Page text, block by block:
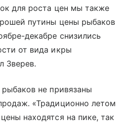
для роста цен мы также
путины цены рыбаков
декабре снизились
от вида икры
Зверев.
не привязаны
«Традиционно летом
находятся на пике, так